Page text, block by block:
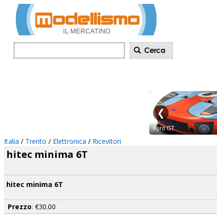
Italia / Trento / Elettronica / Ricevitori
hitec minima 6T
hitec minima 6T
Prezzo: €30.00